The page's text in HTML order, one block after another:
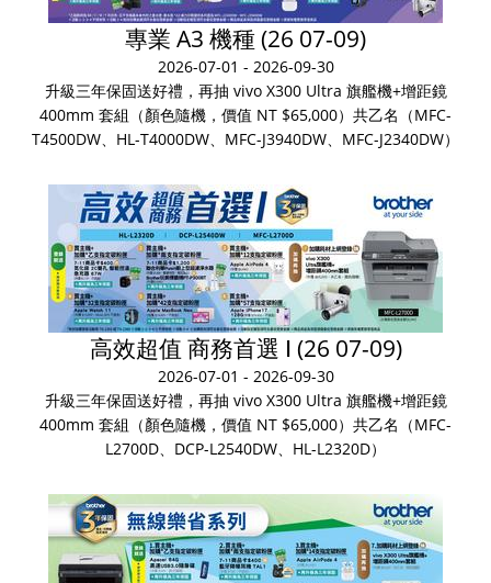
專業 A3 機種 (26 07-09)
2026-07-01 - 2026-09-30
升級三年保固送好禮，再抽 vivo X300 Ultra 旗艦機+增距鏡
400mm 套組（顏色隨機，價值 NT $65,000）共乙名（MFC-
T4500DW、HL-T4000DW、MFC-J3940DW、MFC-J2340DW）
高效超值 商務首選 Ⅰ (26 07-09)
2026-07-01 - 2026-09-30
升級三年保固送好禮，再抽 vivo X300 Ultra 旗艦機+增距鏡
400mm 套組（顏色隨機，價值 NT $65,000）共乙名（MFC-
L2700D、DCP-L2540DW、HL-L2320D）